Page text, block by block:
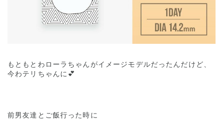
もともとわローラちゃんがイメージモデルだったんだけど、
今わテリちゃんに💕
前男友達とご飯行った時に